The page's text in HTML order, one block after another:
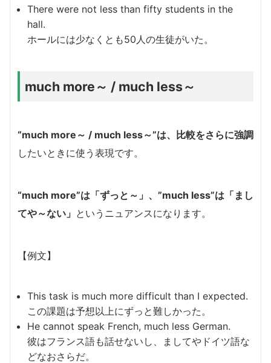
There were not less than fifty students in the
hall.
ホールには少なくとも50人の生徒がいた。
much more～ / much less～
“much more～ / much less～”は、比較をさらに強調
したいときに使う表現です。
“much more”は「ずっと～」、”much less”は「まし
てや～ない」 というニュアンスになります。
【例文】
This task is much more difficult than I expected.
この課題は予想以上にずっと難しかった。
He cannot speak French, much less German.
彼はフランス語も話せないし、ましてやドイツ語な
どなおさらだ。